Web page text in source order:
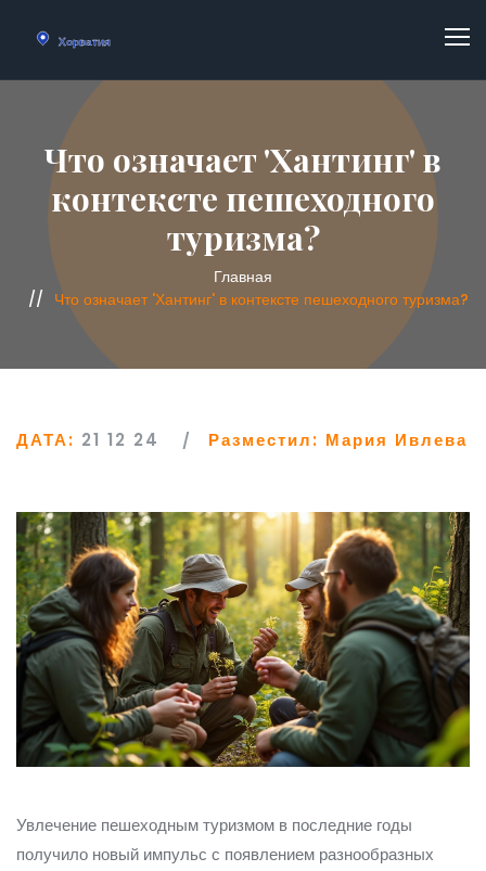
Что означает 'Хантинг' в
контексте пешеходного
туризма?
Главная
Что означает 'Хантинг' в контексте пешеходного туризма?
ДАТА: 21 12 24 Разместил: Мария Ивлева
Увлечение пешеходным туризмом в последние годы
получило новый импульс с появлением разнообразных